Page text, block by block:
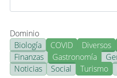
Dominio
Biología
COVID Diversos
Finanzas
Gastronomía
Noticias
Social Turismo